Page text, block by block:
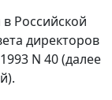
Российской
директоров
N 40 (далее